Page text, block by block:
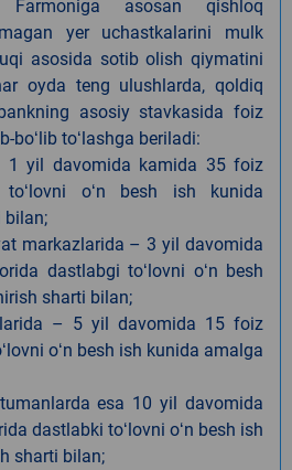
Farmoniga asosan qishloq
yer uchastkalarini mulk
asosida sotib olish qiymatini
oyda teng ulushlarda, qoldiq
asosiy stavkasida foiz
boʻlib toʻlashga beriladi:
1 yil davomida kamida 35 foiz
toʻlovni oʻn besh ish kunida
bilan;
markazlarida – 3 yil davomida
dastlabgi toʻlovni oʻn besh
sharti bilan;
– 5 yil davomida 15 foiz
oʻn besh ish kunida amalga
esa 10 yil davomida
dastlabki toʻlovni oʻn besh ish
sharti bilan;